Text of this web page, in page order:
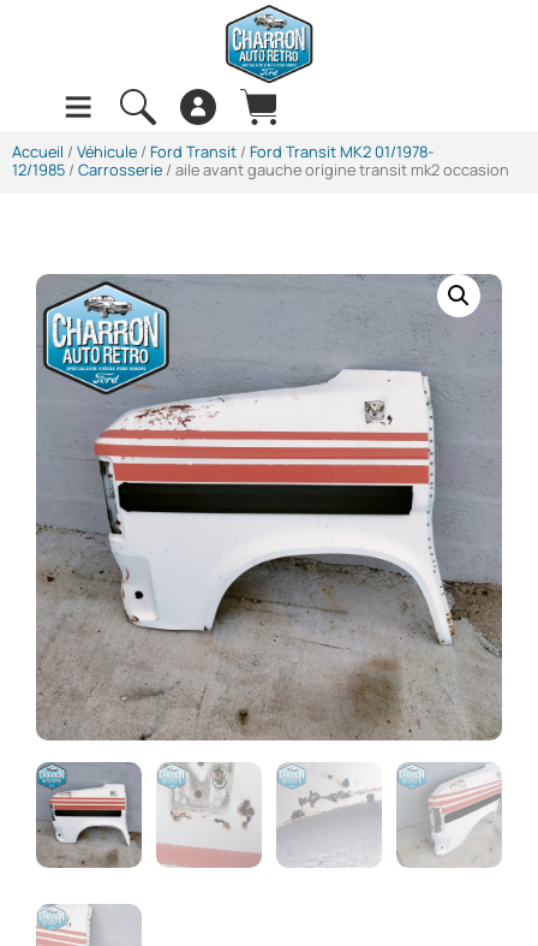
Accueil / Véhicule / Ford Transit / Ford Transit MK2 01/1978-
12/1985 / Carrosserie / aile avant gauche origine transit mk2 occasion